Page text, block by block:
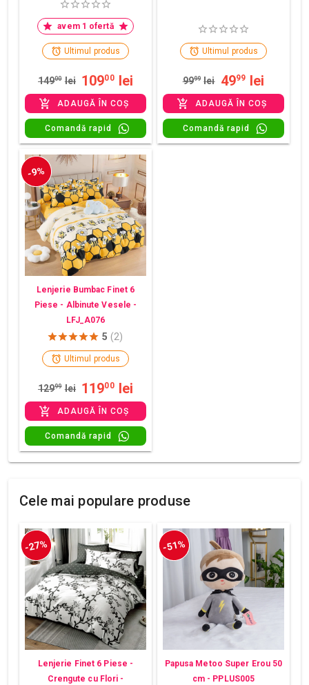
avem 1 ofertă
Ultimul produs
14900 lei 10900 lei
ADAUGĂ ÎN COȘ
Comandă rapid
Ultimul produs
9999 lei 4999 lei
ADAUGĂ ÎN COȘ
Comandă rapid
-9%
Lenjerie Bumbac Finet 6
Piese - Albinute Vesele -
LFJ_A076
5 (2)
Ultimul produs
12999 lei 11900 lei
ADAUGĂ ÎN COȘ
Comandă rapid
Cele mai populare produse
-27%
Lenjerie Finet 6 Piese -
Crengute cu Flori -
-51%
Papusa Metoo Super Erou 50
cm - PPLUS005